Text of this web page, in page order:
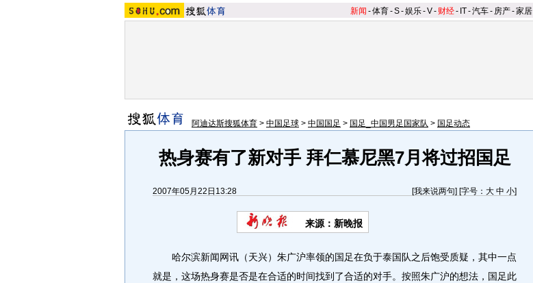
新闻 -体育-S-娱乐-V- 财经- IT-汽车- 房产-家居
阿迪达斯搜狐体育 > 中国足球 > 中国国足 > 国足_中国男足国家队 > 国足动态
热身赛有了新对手 拜仁慕尼黑7月将过招国足
2007年05月22日13:28 [我来说两句] [字号： 大 中 小]
来源：新晚报
哈尔滨新闻网讯（天兴）朱广沪率领的国足在负于泰国队之后饱受质疑，其中一点
就是，这场热身赛是否是在合适的时间找到了合适的对手。按照朱广沪的想法，国足此